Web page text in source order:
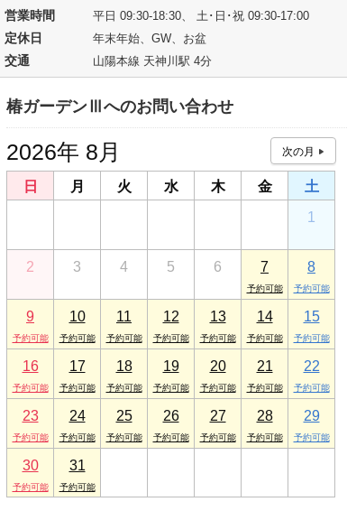
営業時間 平日 09:30-18:30、 土･日･祝 09:30-17:00
定休日 年末年始、GW、お盆
交通 山陽本線 天神川駅 4分
椿ガーデンⅢへのお問い合わせ
2026年 8月
日 月 火 水 木 金
土
1
2 3 4 5 6 7 8
9 10 11 12 13 14 15
16 17 18 19 20 21 22
23 24 25 26 27 28 29
30 31